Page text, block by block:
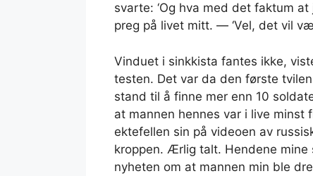
svarte: ‘Og hva med det faktum
preg på livet mitt. — ‘Vel, det vil
Vinduet i sinkkista fantes ikke,
testen. Det var da den første
stand til å finne mer enn 10
at mannen hennes var i live minst
ektefellen sin på videoen av
kroppen. Ærlig talt. Hendene mine
nyheten om at mannen min ble